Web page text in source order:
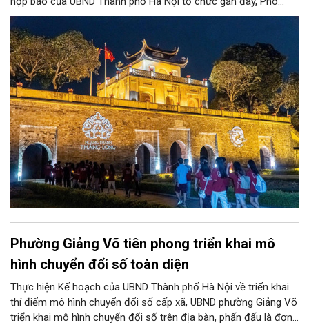
Giám đốc Sở Tài chính Hà Nội Đỗ Thu Hằng chia sẻ, thành phố
sẽ thực hiện đồng bộ nhiều giải pháp, nhất là thể chế hóa Nghị
quyết số 02-NQ/TW của Bộ Chính trị về phát triển Thủ đô, Luật
Thủ đô 2026… cùng những nghị quyết của HĐND thành phố.
Phường Giảng Võ tiên phong triển khai mô
hình chuyển đổi số toàn diện
Thực hiện Kế hoạch của UBND Thành phố Hà Nội về triển khai
thí điểm mô hình chuyển đổi số cấp xã, UBND phường Giảng Võ
triển khai mô hình chuyển đổi số trên địa bàn, phấn đấu là đơn